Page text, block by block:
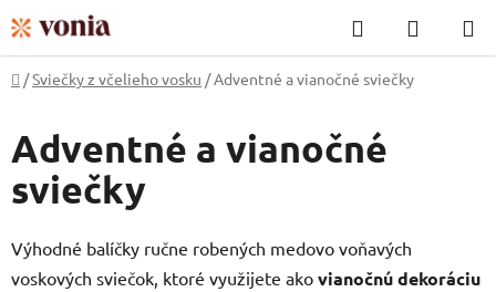
na
obsah
Hľadať
KOŠÍK
Domov
/Sviečky z včelieho vosku /Adventné a vianočné sviečky
Adventné a vianočné
sviečky
Výhodné balíčky ručne robených medovo voňavých
voskových sviečok, ktoré využijete ako vianočnú dekoráciu